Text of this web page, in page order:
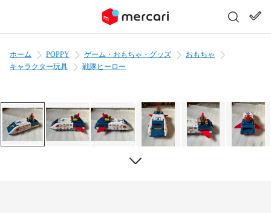
ホーム POPPY ゲーム・おもちゃ・グッズ
おもちゃ
キャラクター玩具
戦隊ヒーロー